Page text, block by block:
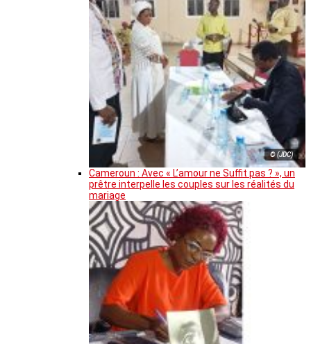
© (JDC)
Cameroun : Avec « L’amour ne Suffit pas ? », un
prêtre interpelle les couples sur les réalités du
mariage